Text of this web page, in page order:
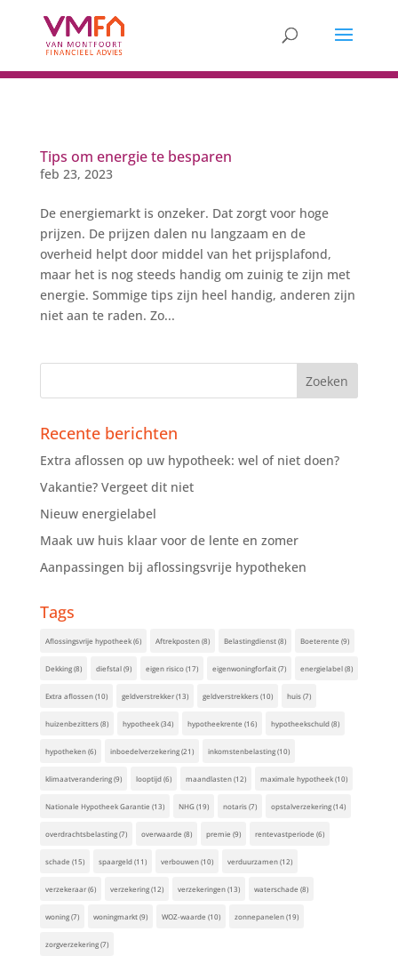
Tips om energie te besparen
feb 23, 2023
De energiemarkt is onzeker. Dat zorgt voor hoge
prijzen. De prijzen dalen nu langzaam en de
overheid helpt door middel van het prijsplafond,
maar het is nog steeds handig om zuinig te zijn met
energie. Sommige tips zijn heel handig, anderen zijn
niet aan te raden. Zo...
Recente berichten
Extra aflossen op uw hypotheek: wel of niet doen?
Vakantie? Vergeet dit niet
Nieuw energielabel
Maak uw huis klaar voor de lente en zomer
Aanpassingen bij aflossingsvrije hypotheken
Tags
Aflossingsvrije hypotheek(6) Aftrekposten(8) Belastingdienst(8) Boeterente (9)
Dekking(8) diefstal(9) eigen risico(17) eigenwoningforfait(7) energielabel(8)
Extra aflossen(10) geldverstrekker(13) geldverstrekkers(10) huis(7)
huizenbezitters(8) hypotheek(34) hypotheekrente (16) hypotheekschuld(8)
hypotheken(6) inboedelverzekering(21) inkomstenbelasting(10)
klimaatverandering(9) looptijd(6) maandlasten(12) maximale hypotheek(10)
Nationale Hypotheek Garantie (13) NHG(19) notaris(7) opstalverzekering(14)
overdrachtsbelasting(7) overwaarde (8) premie (9) rentevastperiode (6)
schade (15) spaargeld(11) verbouwen(10) verduurzamen(12)
verzekeraar(6) verzekering(12) verzekeringen(13) waterschade (8)
woning(7) woningmarkt(9) WOZ-waarde (10) zonnepanelen(19)
zorgverzekering(7)